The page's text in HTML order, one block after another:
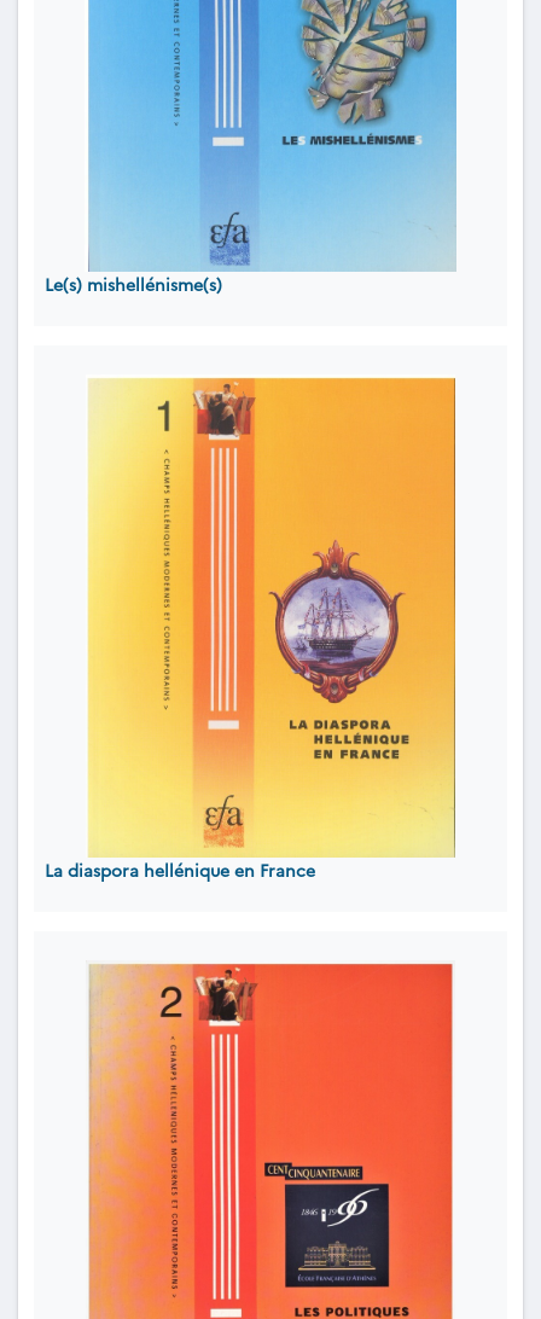
Le(s) mishellénisme(s)
La diaspora hellénique en France